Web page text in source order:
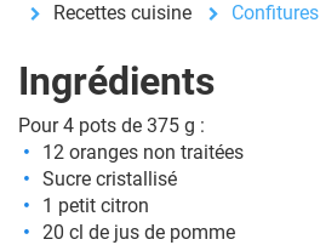
Recettes cuisine Confitures
Ingrédients
Pour 4 pots de 375 g :
12 oranges non traitées
Sucre cristallisé
1 petit citron
20 cl de jus de pomme